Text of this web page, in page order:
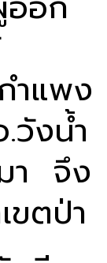
ำแพง
งน้ำ
า จึง
ขตป่า